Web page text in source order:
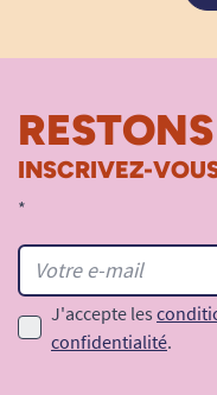
INSCRIVEZ-
*
J'accepte les
confidentialité.